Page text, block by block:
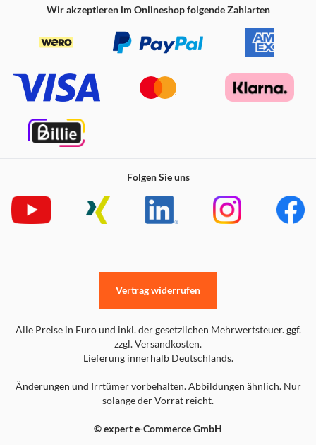
Wir akzeptieren im Onlineshop folgende Zahlarten
Folgen Sie uns
Alle Preise in Euro und inkl. der gesetzlichen Mehrwertsteuer. ggf.
zzgl. Versandkosten.
Lieferung innerhalb Deutschlands.
Änderungen und Irrtümer vorbehalten. Abbildungen ähnlich. Nur
solange der Vorrat reicht.
© expert e-Commerce GmbH
Vertrag widerrufen